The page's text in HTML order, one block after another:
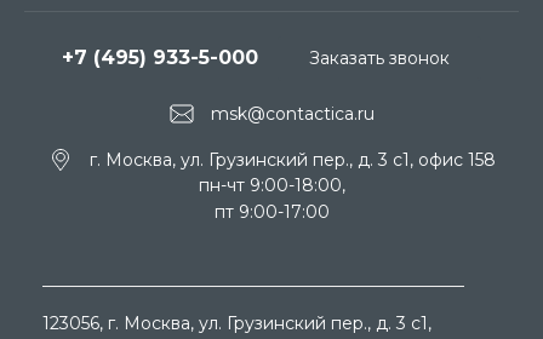
msk@contactica.ru
+7 (495) 933-5-000
г. Москва, ул. Грузинский пер., д. 3 c1, офис 158
пн-чт 9:00-18:00,
пт 9:00-17:00
Заказать звонок
123056, г. Москва, ул. Грузинский пер., д. 3 c1,